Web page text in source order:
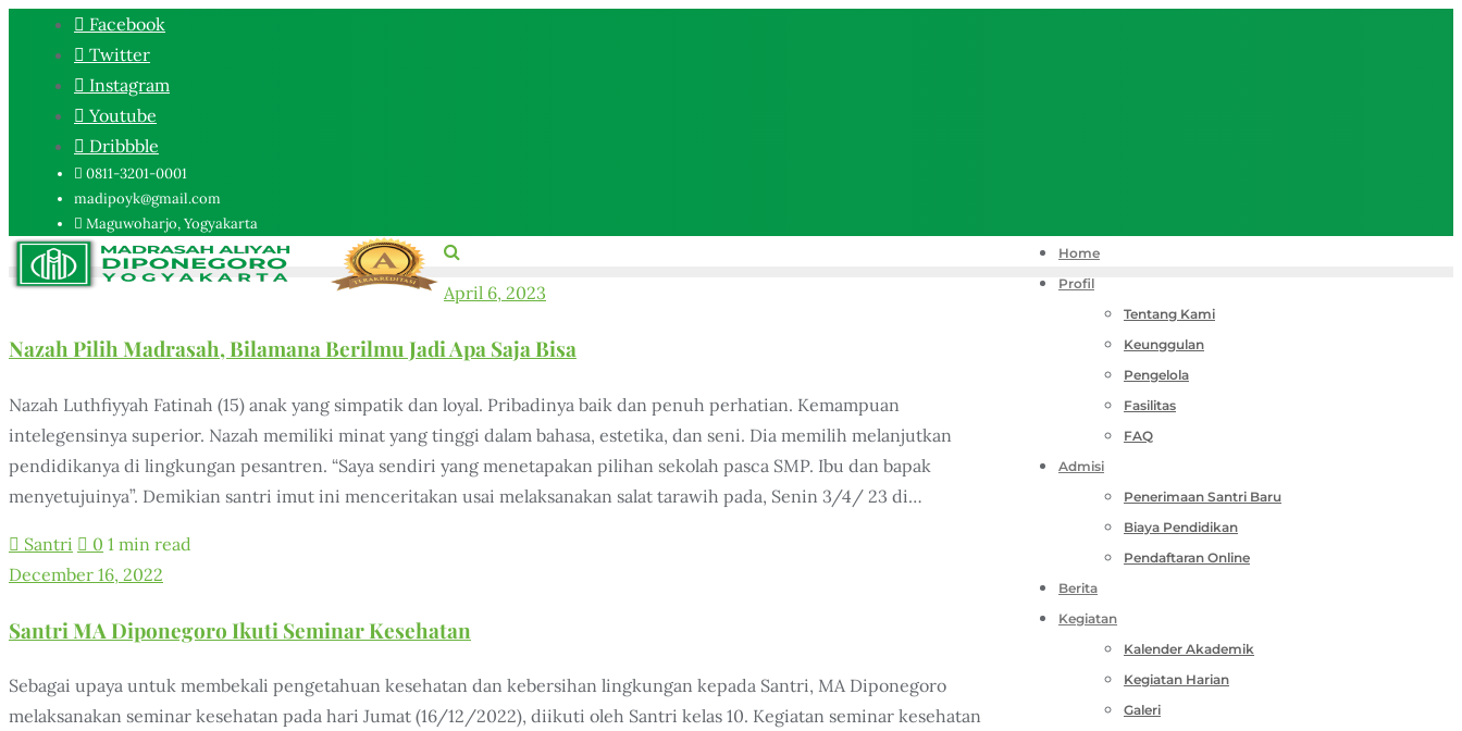
Facebook
Twitter
Instagram
Youtube
Dribbble
0811-3201-0001
madipoyk@gmail.com
Maguwoharjo, Yogyakarta
Home
Profil
Tentang Kami
Keunggulan
Pengelola
Fasilitas
FAQ
Admisi
Penerimaan Santri Baru
Biaya Pendidikan
Pendaftaran Online
Berita
Kegiatan
Kalender Akademik
Kegiatan Harian
Galeri
April 6, 2023
Nazah Pilih Madrasah, Bilamana Berilmu Jadi Apa Saja Bisa
Nazah Luthfiyyah Fatinah (15) anak yang simpatik dan loyal. Pribadinya baik dan penuh perhatian. Kemampuan
intelegensinya superior. Nazah memiliki minat yang tinggi dalam bahasa, estetika, dan seni. Dia memilih melanjutkan
pendidikanya di lingkungan pesantren. “Saya sendiri yang menetapakan pilihan sekolah pasca SMP. Ibu dan bapak
menyetujuinya”. Demikian santri imut ini menceritakan usai melaksanakan salat tarawih pada, Senin 3/4/ 23 di…
Santri 0 1 min read
December 16, 2022
Santri MA Diponegoro Ikuti Seminar Kesehatan
Sebagai upaya untuk membekali pengetahuan kesehatan dan kebersihan lingkungan kepada Santri, MA Diponegoro
melaksanakan seminar kesehatan pada hari Jumat (16/12/2022), diikuti oleh Santri kelas 10. Kegiatan seminar kesehatan